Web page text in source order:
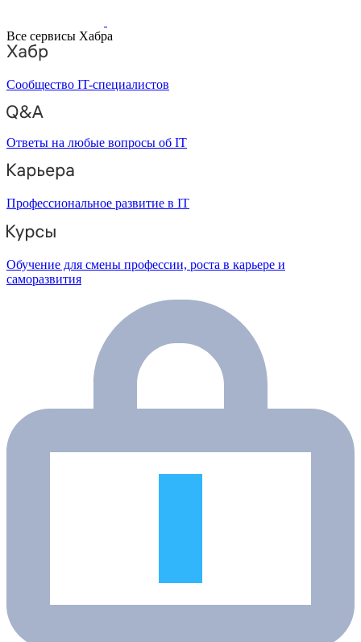
Все сервисы Хабра
Сообщество IT-специалистов
Ответы на любые вопросы об IT
Профессиональное развитие в IT
Обучение для смены профессии, роста в карьере и
саморазвития